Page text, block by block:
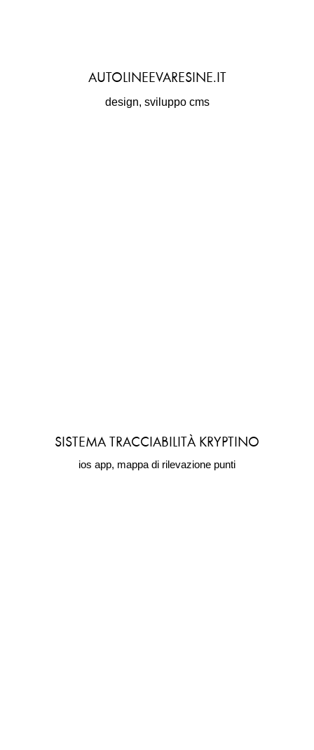
AUTOLINEEVARESINE.IT
design, sviluppo cms
SISTEMA TRACCIABILITÀ KRYPTINO
ios app, mappa di rilevazione punti